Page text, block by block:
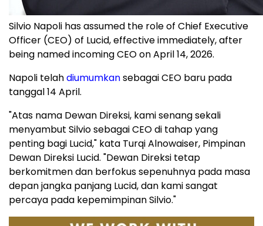
Silvio Napoli has assumed the role of Chief Executive
Officer (CEO) of Lucid, effective immediately, after
being named incoming CEO on April 14, 2026.
Napoli telahdiumumkansebagai CEO baru pada
tanggal 14 April.
"Atas nama Dewan Direksi, kami senang sekali
menyambut Silvio sebagai CEO di tahap yang
penting bagi Lucid," kata Turqi Alnowaiser, Pimpinan
Dewan Direksi Lucid. "Dewan Direksi tetap
berkomitmen dan berfokus sepenuhnya pada masa
depan jangka panjang Lucid, dan kami sangat
percaya pada kepemimpinan Silvio."